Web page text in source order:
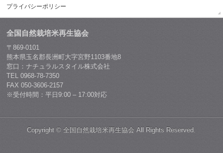
プライバシーポリシー
全国自然栽培米再生協会
〒869-0101
熊本県玉名郡長洲町大字宮野1103番地8
窓口：ナチュラルスタイル株式会社
TEL 0968-78-7350
FAX 050-3606-2157
※受付時間：平日9:00 – 17:00対応
Copyright ©全国自然栽培米再生協会 All Rights Reserved.